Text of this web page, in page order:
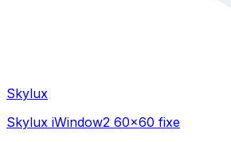
Skylux
Skylux iWindow2 60x60 fixe